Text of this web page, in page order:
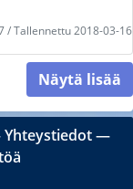
/ Tallennettu 2018-03-16
Näytä lisää
Yhteystiedot―